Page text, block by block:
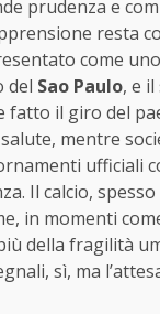
prudenza e
resta
come
del Sao Paulo, e
fatto il giro del
mentre
ufficiali
Il calcio,
in momenti
della fragilità
sì, ma